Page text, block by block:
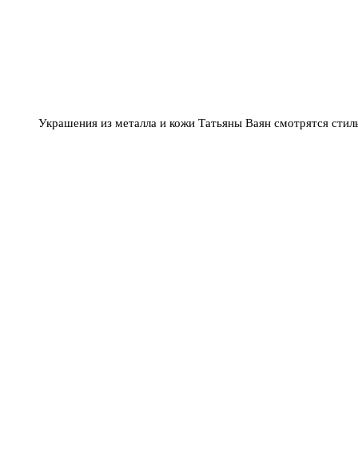
Украшения из металла и кожи Татьяны Ваян смотрятся